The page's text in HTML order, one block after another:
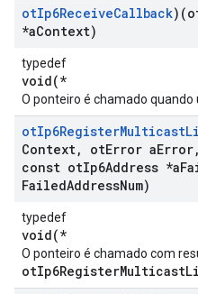
otIp6ReceiveCallback
*aContext)
typedef
void(*
O ponteiro é chamado quando
otIp6RegisterMulticast
Context, otError aError,
const otIp6Address *a
FailedAddressNum)
typedef
void(*
O ponteiro é chamado com